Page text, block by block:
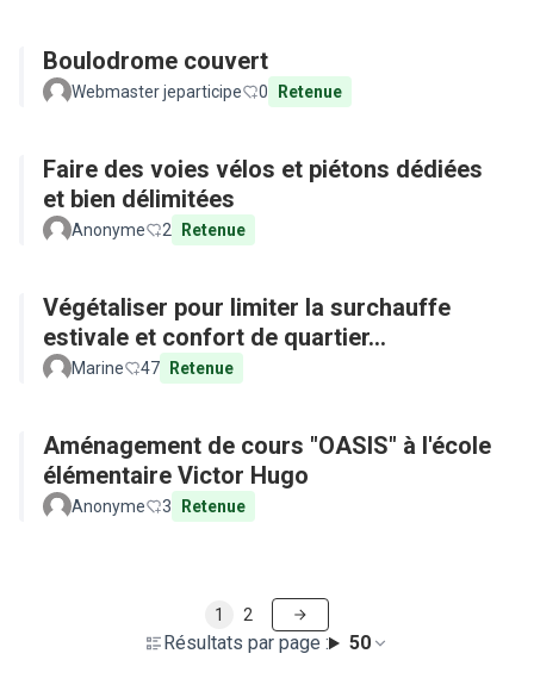
Boulodrome couvert
Webmaster jeparticipe 0 Retenue
Faire des voies vélos et piétons dédiées
et bien délimitées
Anonyme 2 Retenue
Végétaliser pour limiter la surchauffe
estivale et confort de quartier...
Marine 47 Retenue
Aménagement de cours "OASIS" à l'école
élémentaire Victor Hugo
Anonyme 3 Retenue
Résultats par page : 50
1 2